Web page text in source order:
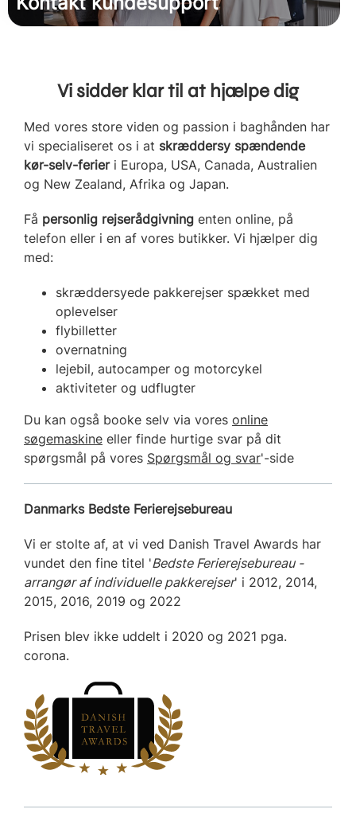
Vi sidder klar til at hjælpe dig
Med vores store viden og passion i baghånden har
vi specialiseret os i at skræddersy spændende
kør-selv-ferieri Europa, USA, Canada, Australien
og New Zealand, Afrika og Japan.
Få personlig rejserådgivning enten online, på
telefon eller i en af vores butikker. Vi hjælper dig
med:
skræddersyede pakkerejser spækket med
oplevelser
flybilletter
overnatning
lejebil, autocamper og motorcykel
aktiviteter og udflugter
Du kan også booke selv via vores online
søgemaskine eller finde hurtige svar på dit
spørgsmål på vores Spørgsmål og svar'-side
Danmarks Bedste Ferierejsebureau
Vi er stolte af, at vi ved Danish Travel Awards har
vundet den fine titel 'Bedste Ferierejsebureau -
arrangør af individuelle pakkerejser' i 2012, 2014,
2015, 2016, 2019 og 2022
Prisen blev ikke uddelt i 2020 og 2021 pga.
corona.